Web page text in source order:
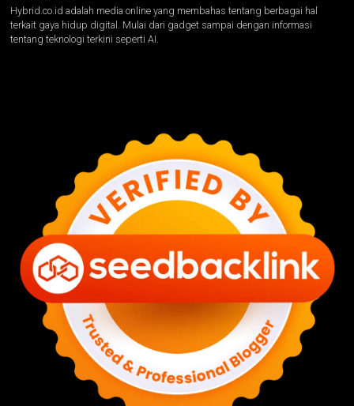
Hybrid.co.id adalah media online yang membahas tentang berbagai hal
terkait gaya hidup digital. Mulai dari gadget sampai dengan informasi
tentang teknologi terkini seperti AI.